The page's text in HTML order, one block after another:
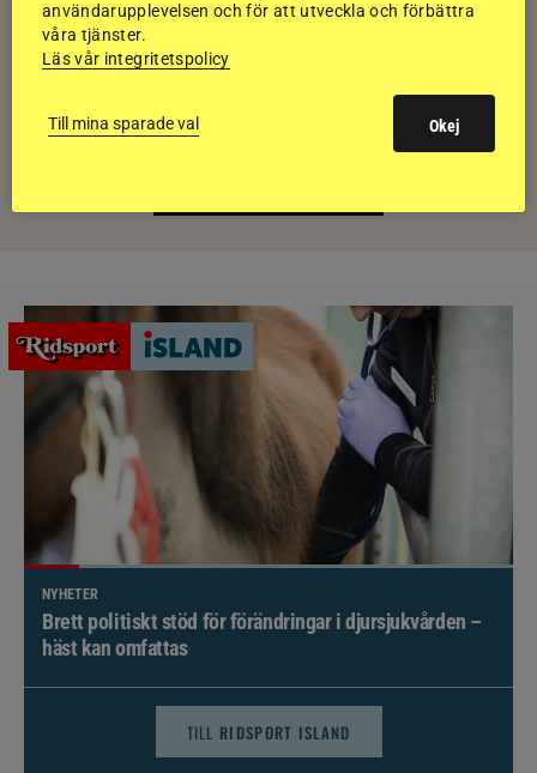
NYHETER
Brett politiskt stöd för förändringar i djursjukvården –
häst kan omfattas
TILL RIDSPORT ISLAND
användarupplevelsen och för att utveckla och förbättra
våra tjänster.
Läs vår integritetspolicy
Till mina sparade val Okej